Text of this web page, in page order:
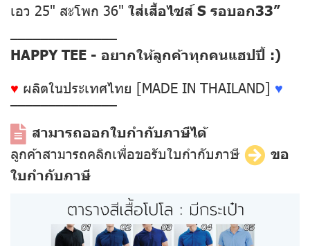
เอว 25" สะโพก 36" ใส่เสื้อไซส์ S รอบอก33”
––––––––––––––
HAPPY TEE - อยากให้ลูกค้าทุกคนแฮปปี้ :)
♥ ผลิตในประเทศไทย [MADE IN THAILAND] ♥
––––––––––––––
สามารถออกใบกำกับภาษีได้
ลูกค้าสามารถคลิกเพื่อขอรับใบกำกับภาษี
ขอ
ใบกำกับภาษี